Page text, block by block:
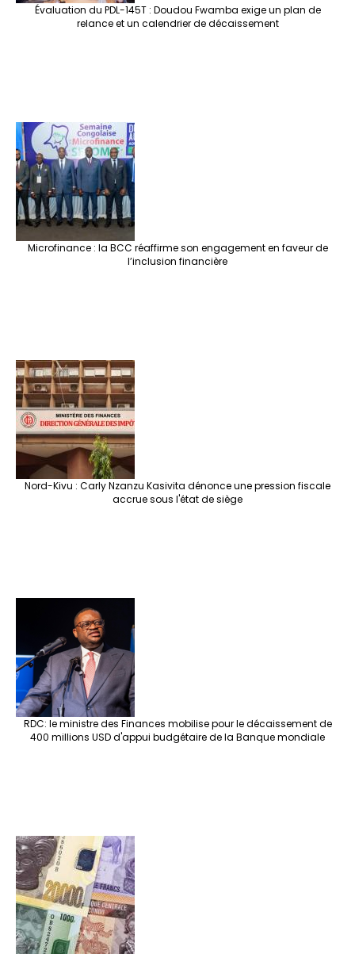
Évaluation du PDL-145T : Doudou Fwamba exige un plan de
relance et un calendrier de décaissement
Microfinance : la BCC réaffirme son engagement en faveur de
l’inclusion financière
Nord-Kivu : Carly Nzanzu Kasivita dénonce une pression fiscale
accrue sous l'état de siège
RDC: le ministre des Finances mobilise pour le décaissement de
400 millions USD d'appui budgétaire de la Banque mondiale